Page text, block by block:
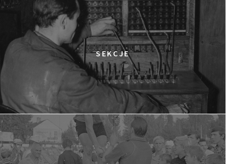
SEKCJE